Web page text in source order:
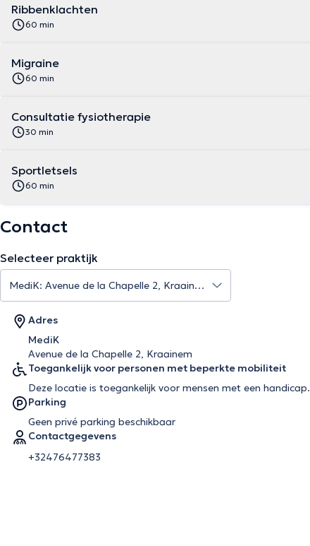
Ribbenklachten
60 min
Migraine
60 min
Consultatie fysiotherapie
30 min
Sportletsels
60 min
Contact
Selecteer praktijk
Adres
MediK
Avenue de la Chapelle 2, Kraainem
Toegankelijk voor personen met beperkte mobiliteit
Deze locatie is toegankelijk voor mensen met een handicap.
Parking
Geen privé parking beschikbaar
Contactgegevens
+32476477383